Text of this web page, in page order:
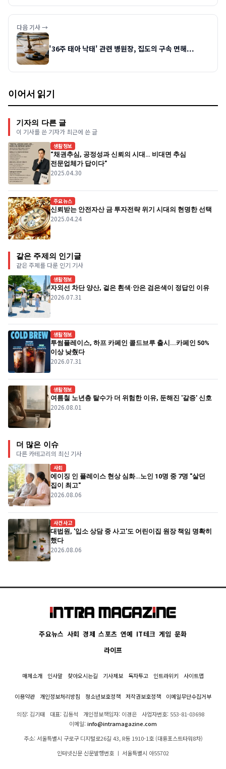
다음 기사 →
'36주 태아 낙태' 관련 병원장, 집도의 구속 면해...
이어서 읽기
기자의 다른 글
이 기사를 쓴 기자가 최근에 쓴 글
생활정보
“채권추심, 공정성과 신뢰의 시대… 비대면 추심
전문업체가 답이다”
2025.04.30
주요뉴스
신뢰받는 안전자산 금 투자전략 위기 시대의 현명한 선택
2025.04.24
같은 주제의 인기글
같은 주제를 다룬 인기 기사
생활정보
자외선 차단 양산, 겉은 흰색·안은 검은색이 정답인 이유
2026.07.31
생활정보
투썸플레이스, 하프 카페인 콜드브루 출시...카페인 50%
이상 낮췄다
2026.07.31
생활정보
여름철 노년층 탈수가 더 위험한 이유, 둔해진 '갈증' 신호
2026.08.01
더 많은 이슈
다른 카테고리의 최신 기사
사회
에이징 인 플레이스 현상 심화…노인 10명 중 7명 "살던
집이 최고"
2026.08.06
사건사고
대법원, '입소 상담 중 사고'도 어린이집 원장 책임 명확히
했다
2026.08.06
주요뉴스 사회 경제 스포츠 연예 IT테크 게임 문화
라이프
매체소개 인사말 찾아오시는길 기사제보 독자투고 인트라위키 사이트맵
이용약관 개인정보처리방침 청소년보호정책 저작권보호정책 이메일무단수집거부
의장: 김기태 대표: 김동석 개인정보책임자: 이경은
사업자번호: 553-81-03698
이메일:info@intramagazine.com
주소: 서울특별시 구로구 디지털로26길 43, R동 1910-1호 (대륭포스트타워8차)
인터넷신문 신문발행번호 ㅣ 서울특별시 아55702